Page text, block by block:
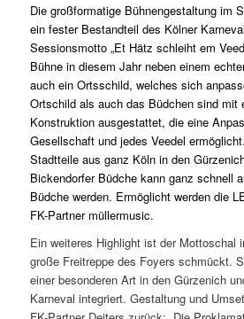
Die großformatige Bühnengestaltung im
ein fester Bestandteil des Kölner
Sessionsmotto „Et Hätz schleiht em
Bühne in diesem Jahr neben einem
auch ein Ortsschild, welches sich
Ortschild als auch das Büdchen sind mit
Konstruktion ausgestattet, die eine
Gesellschaft und jedes Veedel
Stadtteile aus ganz Köln in den
Bickendorfer Büdche kann ganz schnell
Büdche werden. Ermöglicht werden die
FK-Partner müllermusic.
Ein weiteres Highlight ist der Mottoschal
große Freitreppe des Foyers schmückt.
einer besonderen Art in den Gürzenich
Karneval integriert. Gestaltung und